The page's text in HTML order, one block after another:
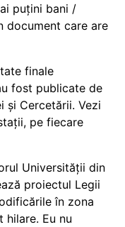
puțini bani /
document care are
finale
fost publicate de
și Cercetării. Vezi
pe fiecare
Universității din
proiectul Legii
în zona
hilare. Eu nu